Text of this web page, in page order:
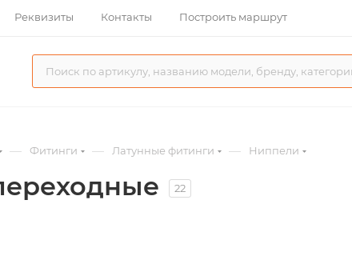
Реквизиты Контакты Построить маршрут
— Фитинги — Латунные фитинги — Ниппели
22